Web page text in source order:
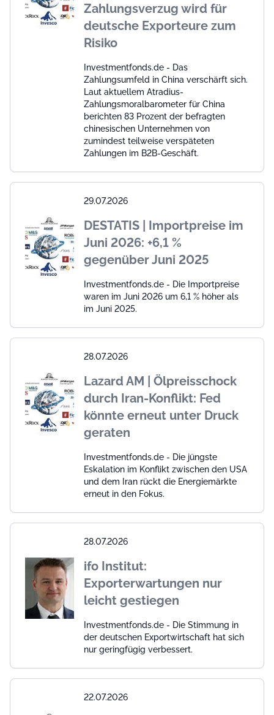
Zahlungsverzug wird für
deutsche Exporteure zum
Risiko
Investmentfonds.de - Das
Zahlungsumfeld in China verschärft sich.
Laut aktuellem Atradius-
Zahlungsmoralbarometer für China
berichten 83 Prozent der befragten
chinesischen Unternehmen von
zumindest teilweise verspäteten
Zahlungen im B2B-Geschäft.
29.07.2026
DESTATIS | Importpreise im
Juni 2026: +6,1 %
gegenüber Juni 2025
Investmentfonds.de - Die Importpreise
waren im Juni 2026 um 6,1 % höher als
im Juni 2025.
28.07.2026
Lazard AM | Ölpreisschock
durch Iran-Konflikt: Fed
könnte erneut unter Druck
geraten
Investmentfonds.de - Die jüngste
Eskalation im Konflikt zwischen den USA
und dem Iran rückt die Energiemärkte
erneut in den Fokus.
28.07.2026
ifo Institut:
Exporterwartungen nur
leicht gestiegen
Investmentfonds.de - Die Stimmung in
der deutschen Exportwirtschaft hat sich
nur geringfügig verbessert.
22.07.2026